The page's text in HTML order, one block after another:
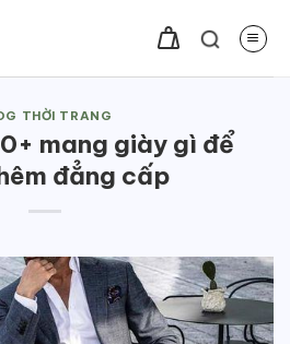
THỜI TRANG
mang giày gì để
đẳng cấp